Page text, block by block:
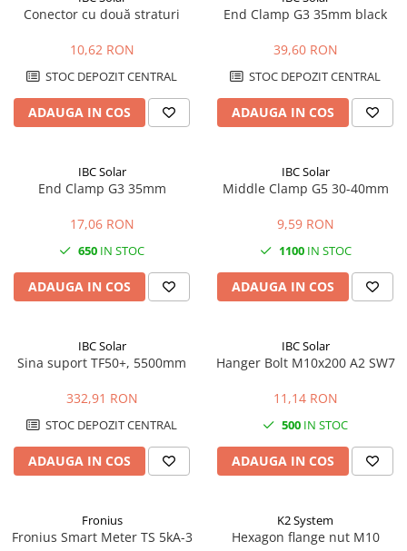
Conector cu două straturi
10,62 RON
STOC DEPOZIT CENTRAL
ADAUGA IN COS
End Clamp G3 35mm black
39,60 RON
STOC DEPOZIT CENTRAL
ADAUGA IN COS
IBC Solar
End Clamp G3 35mm
17,06 RON
650 IN STOC
ADAUGA IN COS
IBC Solar
Middle Clamp G5 30-40mm
9,59 RON
1100IN STOC
ADAUGA IN COS
IBC Solar
Sina suport TF50+, 5500mm
332,91 RON
STOC DEPOZIT CENTRAL
ADAUGA IN COS
IBC Solar
Hanger Bolt M10x200 A2 SW7
11,14 RON
500 IN STOC
ADAUGA IN COS
Fronius
Fronius Smart Meter TS 5kA-3
K2 System
Hexagon flange nut M10